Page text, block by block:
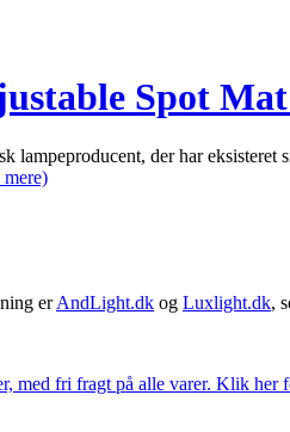
Spot
lampeproducent, der har
erAndLight.dk og Luxlight.dk,
med fri fragt på alle varer. Klik her